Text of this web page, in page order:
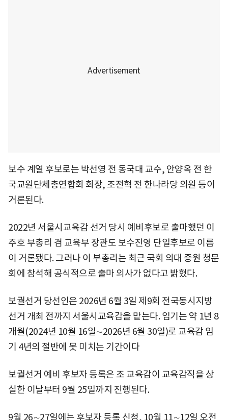
보수 계열 후보로는 박선영 전 동국대 교수, 안양옥 전 한
국교원단체총연합회 회장, 조전혁 전 한나라당 의원 등이
거론된다.
2022년 서울시교육감 선거 당시 예비후보로 출마했던 이
주호 부총리 겸 교육부 장관도 보수진영 단일후보로 이름
이 거론됐다. 그러나 이 부총리는 최근 국회 의대 증원 청문
회에 참석해 공식적으로 출마 의사가 없다고 밝혔다.
보궐선거 당선인은 2026년 6월 3일 제9회 전국동시지방
선거 개최 전까지 서울시교육감을 맡는다. 임기는 약 1년 8
개월(2024년 10월 16일∼2026년 6월 30일)로 교육감 임
기 4년의 절반에 못 미치는 기간이다
보궐선거 예비 후보자 등록은 조 교육감이 교육감직을 상
실한 이날부터 9월 25일까지 진행된다.
9월 26∼27일에는 후보자 등록 신청, 10월 11∼12일 오전